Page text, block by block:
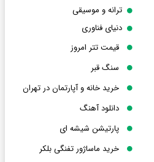
ترانه و موسیقی
دنیای فناوری
قیمت تتر امروز
سنگ قبر
خرید خانه و آپارتمان در تهران
دانلود آهنگ
پارتیشن شیشه ای
خرید ماساژور تفنگی بلکر